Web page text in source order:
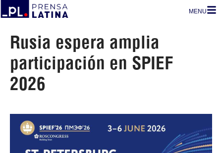
MENU
Rusia espera amplia
participación en SPIEF
2026